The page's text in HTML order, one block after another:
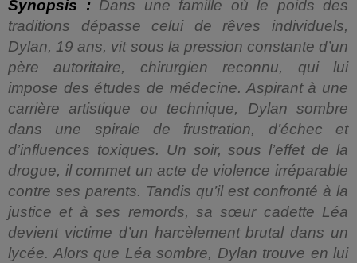
Synopsis :Dans une famille où le poids des
traditions dépasse celui de rêves individuels,
Dylan, 19 ans, vit sous la pression constante d’un
père autoritaire, chirurgien reconnu, qui lui
impose des études de médecine. Aspirant à une
carrière artistique ou technique, Dylan sombre
dans une spirale de frustration, d’échec et
d’influences toxiques. Un soir, sous l’effet de la
drogue, il commet un acte de violence irréparable
contre ses parents. Tandis qu’il est confronté à la
justice et à ses remords, sa sœur cadette Léa
devient victime d’un harcèlement brutal dans un
lycée. Alors que Léa sombre, Dylan trouve en lui